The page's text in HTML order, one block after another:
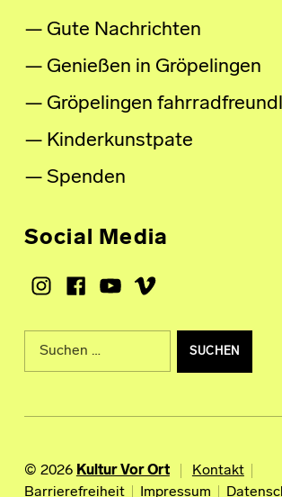
Gute Nachrichten
Genießen in Gröpelingen
Gröpelingen
Kinderkunstpate
Spenden
Social Media
Instagram
Facebook
Youtube
Vimeo
Suche nach:
© 2026 Kultur Vor Ort
Kontakt
Barrierefreiheit
Impressum